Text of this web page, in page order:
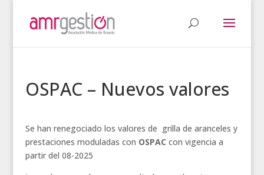
OSPAC – Nuevos valores
Se han renegociado los valores de grilla de aranceles y
prestaciones moduladas con OSPAC con vigencia a
partir del 08-2025